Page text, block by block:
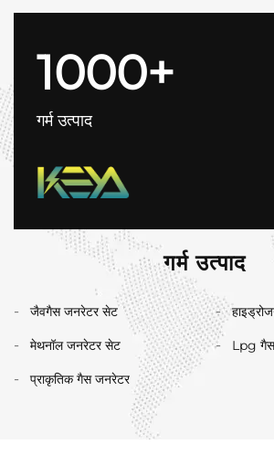
1000+
गर्म उत्पाद
गर्म उत्पाद
जैवगैस जनरेटर सेट
मेथनॉल जनरेटर सेट Lpg
प्राकृतिक गैस जनरेटर